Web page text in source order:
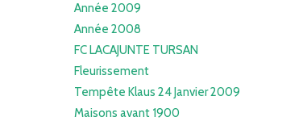
Année 2009
Année 2008
FC LACAJUNTE TURSAN
Fleurissement
Tempête Klaus 24 Janvier 2009
Maisons avant 1900